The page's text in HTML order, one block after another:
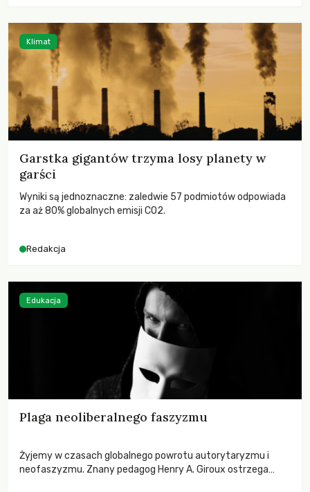
kryzysami i ubóstwem?
Garstka gigantów trzyma losy planety w
garści
Wyniki są jednoznaczne: zaledwie 57 podmiotów odpowiada
za aż 80% globalnych emisji CO2.
Redakcja
Klimat
Plaga neoliberalnego faszyzmu
Żyjemy w czasach globalnego powrotu autorytaryzmu i
neofaszyzmu. Znany pedagog Henry A. Giroux ostrzega
Edukacja